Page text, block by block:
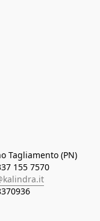
Tagliamento (PN)
155 7570